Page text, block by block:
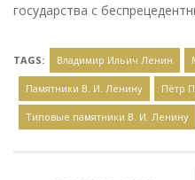
государства с
TAGS: Владимир Ильич Ленин
Памятники В. И. Ленину Пётр
Типовые памятники В. И. Ленину